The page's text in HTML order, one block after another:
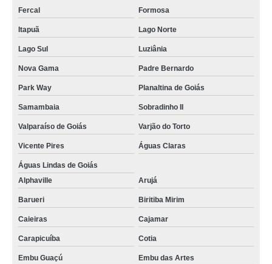
Fercal Formosa
Itapuã Lago Norte
Lago Sul Luziânia
Nova Gama Padre Bernardo
Park Way Planaltina de Goiás
Samambaia Sobradinho II
Valparaíso de Goiás Varjão do Torto
Vicente Pires Águas Claras
Águas Lindas de Goiás
Alphaville
Arujá
Barueri Biritiba Mirim
Caieiras Cajamar
Carapicuíba Cotia
Embu Guaçú Embu das Artes